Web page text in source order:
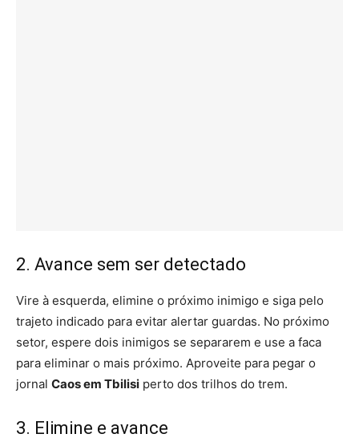
2. Avance sem ser detectado
Vire à esquerda, elimine o próximo inimigo e siga pelo
trajeto indicado para evitar alertar guardas. No próximo
setor, espere dois inimigos se separarem e use a faca
para eliminar o mais próximo. Aproveite para pegar o
jornal Caos em Tbilisi perto dos trilhos do trem.
3. Elimine e avance